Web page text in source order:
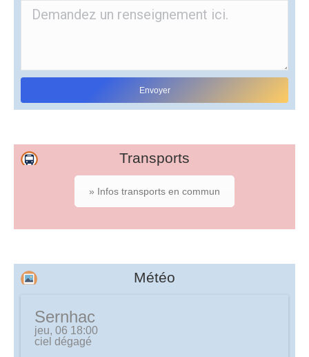
Transports
» Infos transports en commun
Météo
Sernhac
jeu, 06 18:00
ciel dégagé